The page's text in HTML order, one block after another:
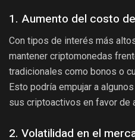
1. Aumento del costo
Con tipos de interés más
mantener criptomonedas
tradicionales como bonos o
Esto podría empujar a
sus criptoactivos en favor de
2. Volatilidad en el